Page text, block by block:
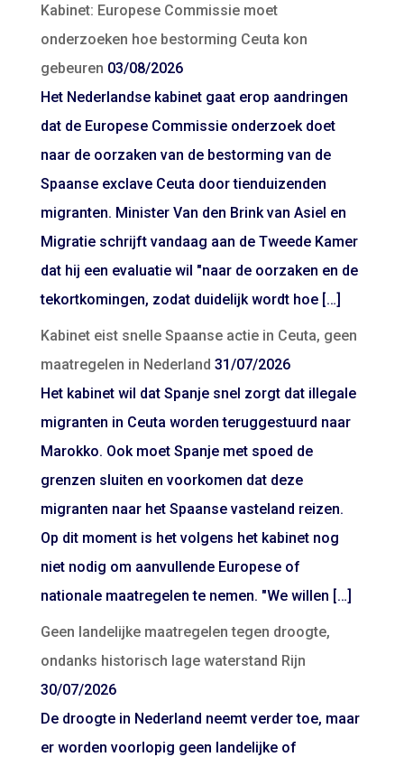
Kabinet: Europese Commissie moet
onderzoeken hoe bestorming Ceuta kon
gebeuren 03/08/2026
Het Nederlandse kabinet gaat erop aandringen
dat de Europese Commissie onderzoek doet
naar de oorzaken van de bestorming van de
Spaanse exclave Ceuta door tienduizenden
migranten. Minister Van den Brink van Asiel en
Migratie schrijft vandaag aan de Tweede Kamer
dat hij een evaluatie wil "naar de oorzaken en de
tekortkomingen, zodat duidelijk wordt hoe […]
Kabinet eist snelle Spaanse actie in Ceuta, geen
maatregelen in Nederland 31/07/2026
Het kabinet wil dat Spanje snel zorgt dat illegale
migranten in Ceuta worden teruggestuurd naar
Marokko. Ook moet Spanje met spoed de
grenzen sluiten en voorkomen dat deze
migranten naar het Spaanse vasteland reizen.
Op dit moment is het volgens het kabinet nog
niet nodig om aanvullende Europese of
nationale maatregelen te nemen. "We willen […]
Geen landelijke maatregelen tegen droogte,
ondanks historisch lage waterstand Rijn
30/07/2026
De droogte in Nederland neemt verder toe, maar
er worden voorlopig geen landelijke of